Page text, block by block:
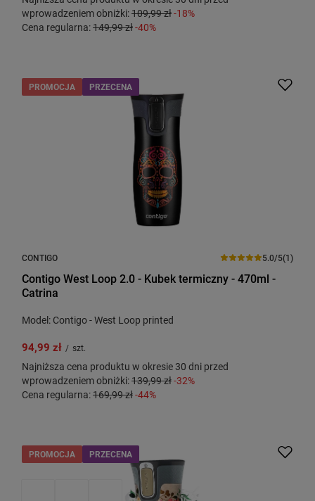
wprowadzeniem obniżki:109,99 zł-18%
Cena regularna:149,99 zł-40%
PROMOCJA PRZECENA
CONTIGO 5.0/5(1)
Contigo West Loop 2.0 - Kubek termiczny - 470ml -
Catrina
Model: Contigo - West Loop printed
94,99 zł / szt.
Najniższa cena produktu w okresie 30 dni przed
wprowadzeniem obniżki:139,99 zł-32%
Cena regularna:169,99 zł-44%
PROMOCJA PRZECENA